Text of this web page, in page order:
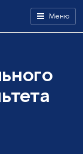
Меню